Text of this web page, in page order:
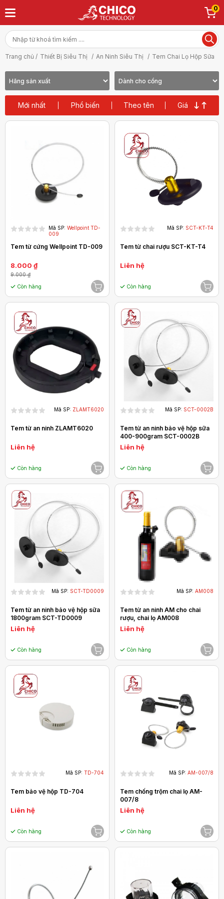
0
Trang chủ / Thiết Bị Siêu Thị / An Ninh Siêu Thị / Tem Chai Lọ Hộp Sữa
Mới nhất Phổ biến Theo tên Giá
Mã SP: Wellpoint TD-
009
Tem từ cứng Wellpoint TD-009
8.000 ₫
9.000 ₫
Còn hàng
Mã SP: SCT-KT-T4
Tem từ chai rượu SCT-KT-T4
Liên hệ
Còn hàng
Mã SP: ZLAMT6020
Tem từ an ninh ZLAMT6020
Liên hệ
Còn hàng
Mã SP: SCT-0002B
Tem từ an ninh bảo vệ hộp sữa
400-900gram SCT-0002B
Liên hệ
Còn hàng
Mã SP: SCT-TD0009
Tem từ an ninh bảo vệ hộp sữa
1800gram SCT-TD0009
Liên hệ
Còn hàng
Mã SP: AM008
Tem từ an ninh AM cho chai
rượu, chai lọ AM008
Liên hệ
Còn hàng
Mã SP: TD-704
Tem bảo vệ hộp TD-704
Liên hệ
Còn hàng
Mã SP: AM-007/8
Tem chống trộm chai lọ AM-
007/8
Liên hệ
Còn hàng